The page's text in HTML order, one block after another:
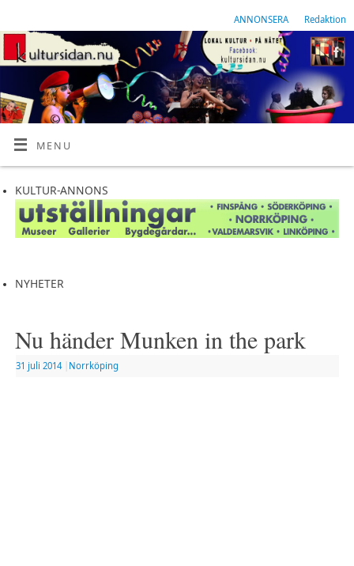
ANNONSERA Redaktion
MENU
KULTUR-ANNONS
NYHETER
Nu händer Munken in the park
31 juli 2014 Norrköping